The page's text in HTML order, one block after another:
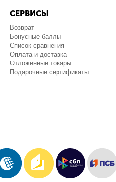
СЕРВИСЫ
Возврат
Бонусные баллы
Список сравнения
Оплата и доставка
Отложенные товары
Подарочные сертификаты